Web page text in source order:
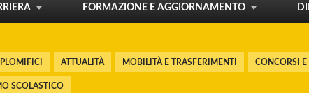
MOSTRA TUTTO
MOSTRA TUTTO
FORMAZIONE E AGGIORNAMENTO
MOSTRA TUTTO
MOSTRA TUTTO
ATTUALITÀ MOBILITÀ E TRASFERIMENTI CONCORSI E
SCOLASTICO